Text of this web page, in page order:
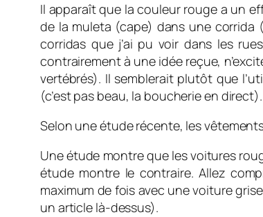
Il apparaît que la couleur rouge a un
de la muleta (cape) dans une corrida
corridas que j’ai pu voir dans les
contrairement à une idée reçue,
vertébrés). Il semblerait plutôt que
(c’est pas beau, la boucherie en direct).
Selon une étude récente, les
Une étude montre que les voitures
étude montre le contraire. Allez
maximum de fois avec une voiture
un article là-dessus).